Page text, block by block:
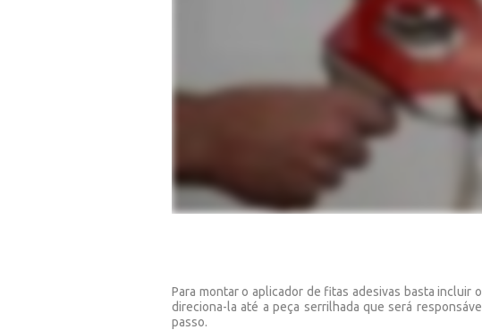
Para montar o aplicador de fitas adesivas basta
direciona-la até a peça serrilhada que será
passo.